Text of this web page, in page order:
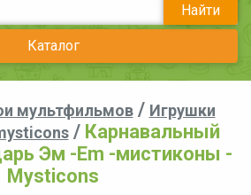
Найти
Каталог
мультфильмов/ Игрушки
/ Карнавальный
Эм -Em -мистиконы -
Mysticons